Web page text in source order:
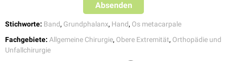
Absenden
Stichworte: Band, Grundphalanx, Hand, Os metacarpale
Fachgebiete: Allgemeine Chirurgie, Obere Extremität, Orthopädie und
Unfallchirurgie